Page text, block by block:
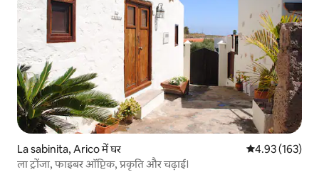
La sabinita, Arico में घर औसत रेटिंग 5 में से
4.93 (163)
ला ट्रोंजा, फाइबर ऑप्टिक, प्रकृति और चढ़ाई।